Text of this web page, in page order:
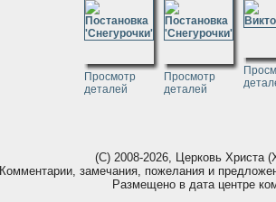
Просмотр
деталей
Просмотр
деталей
(С) 2008-2026, Церковь Христа
Комментарии, замечания, пожелания и
Размещено в дата центре